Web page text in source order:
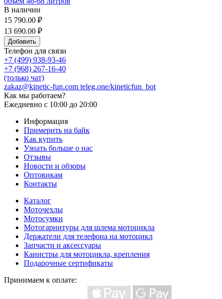
В наличии
15 790.00 ₽
13 690.00 ₽
Добавить
Телефон для связи
+7 (499) 938-93-46
+7 (968) 267-16-40
(только чат)
zakaz@kinetic-fun.com teleg.one/kineticfun_bot
Как мы работаем?
Ежедневно с 10:00 до 20:00
Информация
Примерить на байк
Как купить
Узнать больше о нас
Отзывы
Новости и обзоры
Оптовикам
Контакты
Каталог
Моточехлы
Мотосумки
Мотогарнитуры для шлема мотоцикла
Держатели для телефона на мотоцикл
Запчасти и аксессуары
Канистры для мотоцикла, крепления
Подарочные сертификаты
Принимаем к оплате: